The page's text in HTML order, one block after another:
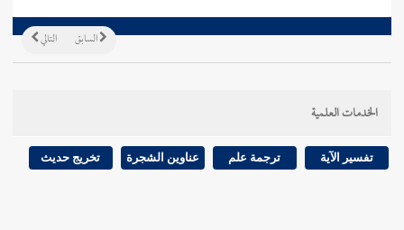
التالي السابق
الخدمات العلمية
تفسير الآية ترجمة علم عناوين الشجرة تخريج حديث